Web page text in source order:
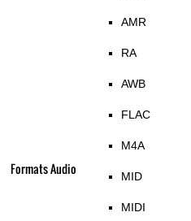
Formats Audio
AMR
RA
AWB
FLAC
M4A
MID
MIDI